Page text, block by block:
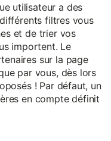
utilisateur a des
filtres vous
et de trier vos
importent. Le
sur la page
par vous, dès lors
! Par défaut, un
en compte définit